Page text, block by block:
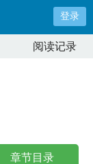
登录
阅读记录
章节目录